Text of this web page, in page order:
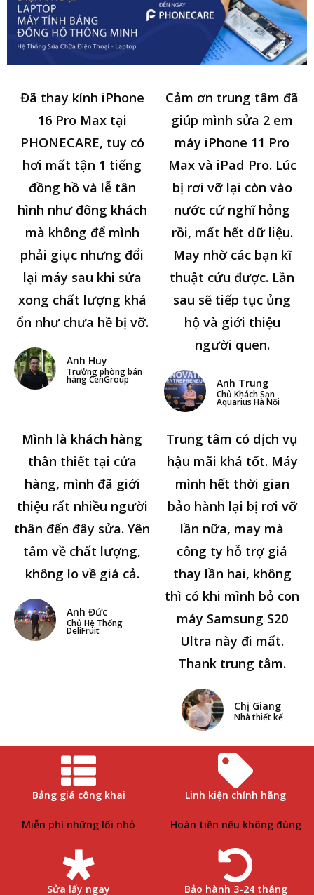
Đã thay kính iPhone
16 Pro Max tại
PHONECARE, tuy có
hơi mất tận 1 tiếng
đồng hồ và lễ tân
hình như đông khách
mà không để mình
phải giục nhưng đổi
lại máy sau khi sửa
xong chất lượng khá
ổn như chưa hề bị vỡ.
Anh Huy
Trưởng phòng bán
hàng CenGroup
Cảm ơn trung tâm đã
giúp mình sửa 2 em
máy iPhone 11 Pro
Max và iPad Pro. Lúc
bị rơi vỡ lại còn vào
nước cứ nghĩ hỏng
rồi, mất hết dữ liệu.
May nhờ các bạn kĩ
thuật cứu được. Lần
sau sẽ tiếp tục ủng
hộ và giới thiệu
người quen.
Anh Trung
Chủ Khách Sạn
Aquarius Hà Nội
Mình là khách hàng
thân thiết tại cửa
hàng, mình đã giới
thiệu rất nhiều người
thân đến đây sửa. Yên
tâm về chất lượng,
không lo về giá cả.
Anh Đức
Chủ Hệ Thống
DeliFruit
Trung tâm có dịch vụ
hậu mãi khá tốt. Máy
mình hết thời gian
bảo hành lại bị rơi vỡ
lần nữa, may mà
công ty hỗ trợ giá
thay lần hai, không
thì có khi mình bỏ con
máy Samsung S20
Ultra này đi mất.
Thank trung tâm.
Chị Giang
Nhà thiết kế
Bảng giá công khai
Miễn phí những lối nhỏ
Linh kiện chính hãng
Hoàn tiền nếu không đúng
Sửa lấy ngay Bảo hành 3-24 tháng